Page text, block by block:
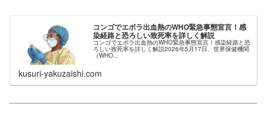
コンゴでエボラ出血熱のWHO緊急事態宣言！感
染経路と恐ろしい致死率を詳しく解説
コンゴでエボラ出血熱のWHO緊急事態宣言！感染経路と恐
ろしい致死率を詳しく解説2026年5月17日、世界保健機関
（WHO...
kusuri-yakuzaishi.com